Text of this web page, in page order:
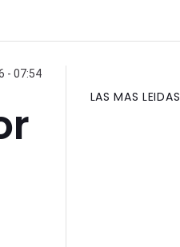
- 07:54
LAS MAS LEIDAS